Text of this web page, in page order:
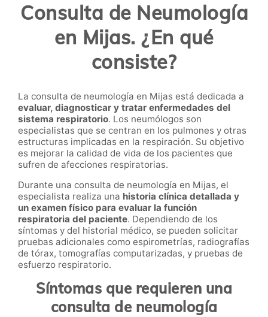
Consulta de Neumología
en Mijas. ¿En qué
consiste?
La consulta de neumología en Mijas está dedicada a
evaluar, diagnosticar y tratar enfermedades del
sistema respiratorio. Los neumólogos son
especialistas que se centran en los pulmones y otras
estructuras implicadas en la respiración. Su objetivo
es mejorar la calidad de vida de los pacientes que
sufren de afecciones respiratorias.
Durante una consulta de neumología en Mijas, el
especialista realiza una historia clínica detallada y
un examen físico para evaluar la función
respiratoria del paciente. Dependiendo de los
síntomas y del historial médico, se pueden solicitar
pruebas adicionales como espirometrías, radiografías
de tórax, tomografías computarizadas, y pruebas de
esfuerzo respiratorio.
Síntomas que requieren una
consulta de neumología